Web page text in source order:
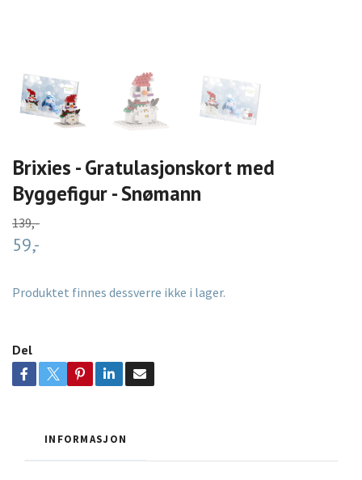
Brixies - Gratulasjonskort med
Byggefigur - Snømann
139,-
59,-
Produktet finnes dessverre ikke i lager.
Del
INFORMASJON